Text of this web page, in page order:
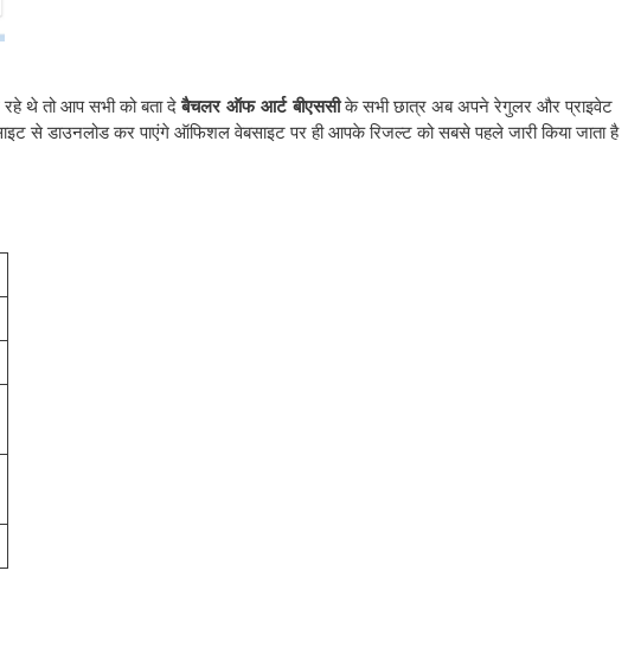
थे तो आप सभी को बता देबैचलर ऑफ आर्ट बीएससीके सभी छात्र अब अपने रेगुलर और प्राइवेट
से डाउनलोड कर पाएंगे ऑफिशल वेबसाइट पर ही आपके रिजल्ट को सबसे पहले जारी किया जाता है